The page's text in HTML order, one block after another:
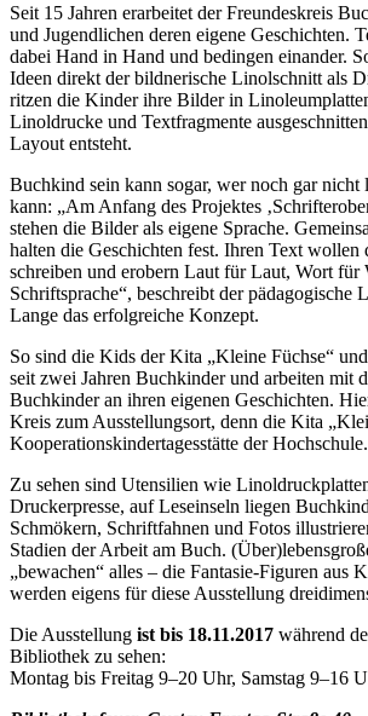
Seit 15 Jahren erarbeitet der Freundeskreis
und Jugendlichen deren eigene Geschichten.
dabei Hand in Hand und bedingen einander.
Ideen direkt der bildnerische Linolschnitt als
ritzen die Kinder ihre Bilder in
Linoldrucke und Textfragmente
Layout entsteht.
Buchkind sein kann sogar, wer noch gar nicht
kann: „Am Anfang des Projektes
stehen die Bilder als eigene Sprache.
halten die Geschichten fest. Ihren Text wollen
schreiben und erobern Laut für Laut, Wort für
Schriftsprache“, beschreibt der pädagogische
Lange das erfolgreiche Konzept.
So sind die Kids der Kita „Kleine Füchse“
seit zwei Jahren Buchkinder und arbeiten mit
Buchkinder an ihren eigenen Geschichten.
Kreis zum Ausstellungsort, denn die Kita
Kooperationskindertagesstätte der Hochschule.
Zu sehen sind Utensilien wie
Druckerpresse, auf Leseinseln liegen
Schmökern, Schriftfahnen und Fotos
Stadien der Arbeit am Buch.
„bewachen“ alles – die Fantasie-Figuren aus
werden eigens für diese Ausstellung
Die Ausstellung ist bis 18.11.2017 während
Bibliothek zu sehen:
Montag bis Freitag 9–20 Uhr, Samstag 9–16